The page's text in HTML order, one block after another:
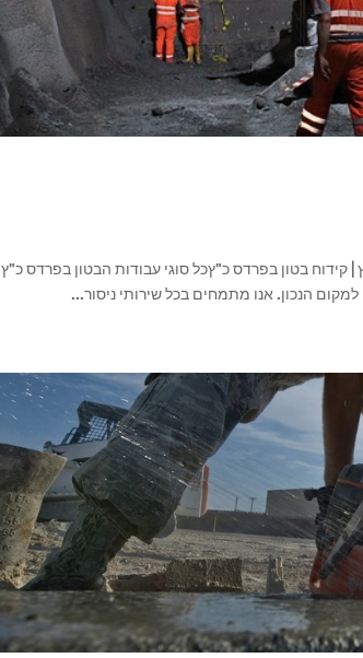
| קידוח בטון בפרדס כ"ץכל סוגי עבודות הבטון בפרדס כ"ץ